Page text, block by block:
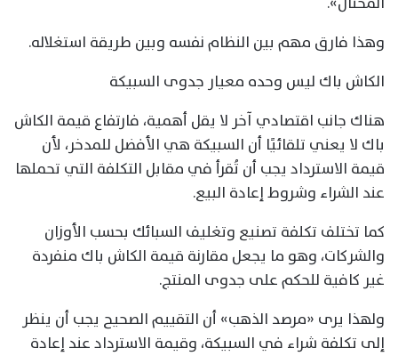
وهذا فارق مهم بين النظام نفسه وبين طريقة استغلاله.
الكاش باك ليس وحده معيار جدوى السبيكة
هناك جانب اقتصادي آخر لا يقل أهمية، فارتفاع قيمة الكاش
باك لا يعني تلقائيًا أن السبيكة هي الأفضل للمدخر، لأن
قيمة الاسترداد يجب أن تُقرأ في مقابل التكلفة التي تحملها
عند الشراء وشروط إعادة البيع.
كما تختلف تكلفة تصنيع وتغليف السبائك بحسب الأوزان
والشركات، وهو ما يجعل مقارنة قيمة الكاش باك منفردة
غير كافية للحكم على جدوى المنتج.
ولهذا يرى «مرصد الذهب» أن التقييم الصحيح يجب أن ينظر
إلى تكلفة شراء في السبيكة، وقيمة الاسترداد عند إعادة